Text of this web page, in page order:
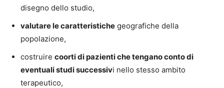
disegno dello studio,
valutare le caratteristiche geografiche della
popolazione,
costruire coorti di pazienti che tengano conto di
eventuali studi successivi nello stesso ambito
terapeutico,